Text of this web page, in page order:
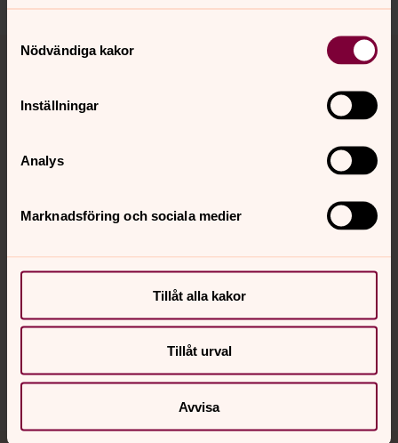
Nödvändiga kakor
Inställningar
Analys
Marknadsföring och sociala medier
Tillåt alla kakor
Tillåt urval
Avvisa
Tillbaka till toppen
Tillbaka till innehållet
Hitta snabbt
Sociala kanaler